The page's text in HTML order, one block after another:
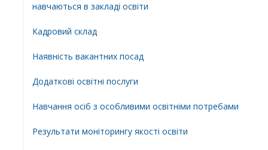
навчаються в закладі освіти
Кадровий склад
Наявність вакантних посад
Додатковi освiтнi послуги
Навчання осіб з особливими освітніми потребами
Результати моніторингу якості освіти